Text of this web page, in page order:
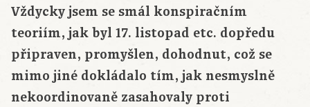
Vždycky jsem se smál konspiračním
teoriím, jak byl 17. listopad etc. dopředu
připraven, promyšlen, dohodnut, což se
mimo jiné dokládalo tím, jak nesmyslně
nekoordinovaně zasahovaly proti